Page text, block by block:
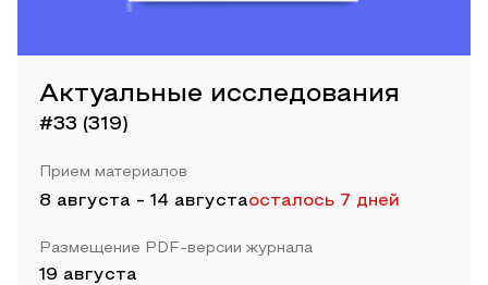
Актуальные исследования
#33 (319)
Прием материалов
8 августа - 14 августаосталось 7 дней
Размещение PDF-версии журнала
19 августа